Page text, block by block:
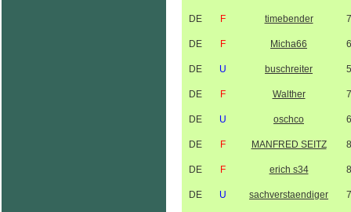
DE F timebender
DE F Micha66
DE U buschreiter
DE F Walther
DE U oschco
DE F MANFRED SEITZ
DE F erich s34
DE U sachverstaendiger